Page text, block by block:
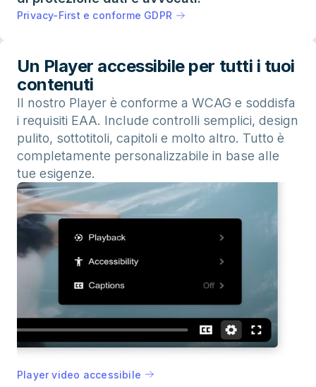
Privacy-First e conforme GDPR
Un Player accessibile per tutti i tuoi
contenuti
Il nostro Player è conforme a WCAG e soddisfa
i requisiti EAA. Include controlli semplici, design
pulito, sottotitoli, capitoli e molto altro. Tutto è
completamente personalizzabile in base alle
tue esigenze.
Player video accessibile